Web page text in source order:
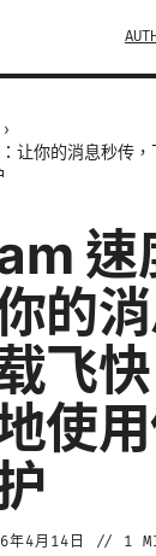
›
让你的消息秒传
速
的
飞
使
年4月14日 // 1